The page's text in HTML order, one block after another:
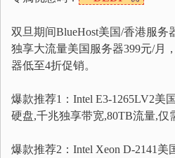
双旦期间BlueHost美国/香港服务
独享大流量美国服务器399元/月
器低至4折促销。
爆款推荐1：Intel E3-1265LV2美
硬盘,千兆独享带宽,80TB流量,仅
爆款推荐2：Intel Xeon D-2141美